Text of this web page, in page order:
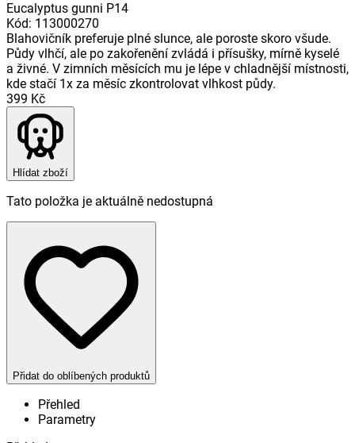
Eucalyptus gunni P14
Kód: 113000270
Blahovičník preferuje plné slunce, ale poroste skoro všude.
Půdy vlhčí, ale po zakořenění zvládá i přísušky, mírně kyselé
a živné. V zimních měsících mu je lépe v chladnější místnosti,
kde stačí 1x za měsíc zkontrolovat vlhkost půdy.
399 Kč
Hlídat zboží
Tato položka je aktuálně nedostupná
Přidat do oblíbených produktů
Přehled
Parametry